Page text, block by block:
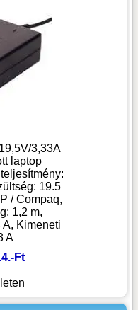
3,33A
laptop
19.5
/ Compaq,
1,2 m,
A, Kimeneti
A
Ft